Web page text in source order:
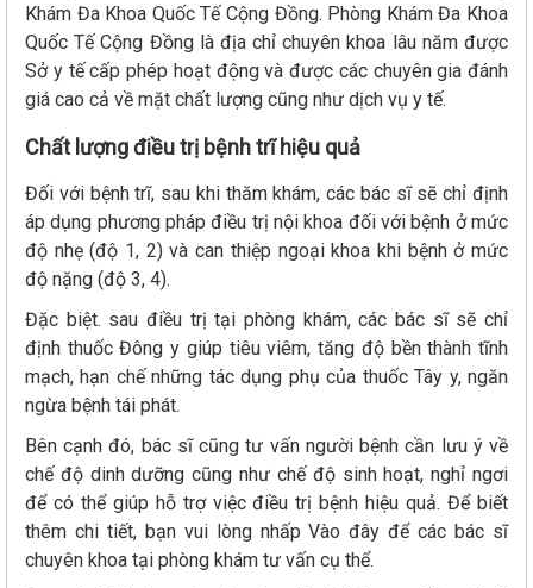
Khám Đa Khoa Quốc Tế Cộng Đồng. Phòng Khám Đa Khoa
Quốc Tế Cộng Đồng là địa chỉ chuyên khoa lâu năm được
Sở y tế cấp phép hoạt động và được các chuyên gia đánh
giá cao cả về mặt chất lượng cũng như dịch vụ y tế.
Chất lượng điều trị bệnh trĩ hiệu quả
Đối với bệnh trĩ, sau khi thăm khám, các bác sĩ sẽ chỉ định
áp dụng phương pháp điều trị nội khoa đối với bệnh ở mức
độ nhẹ (độ 1, 2) và can thiệp ngoại khoa khi bệnh ở mức
độ nặng (độ 3, 4).
Đặc biệt. sau điều trị tại phòng khám, các bác sĩ sẽ chỉ
định thuốc Đông y giúp tiêu viêm, tăng độ bền thành tĩnh
mạch, hạn chế những tác dụng phụ của thuốc Tây y, ngăn
ngừa bệnh tái phát.
Bên cạnh đó, bác sĩ cũng tư vấn người bệnh cần lưu ý về
chế độ dinh dưỡng cũng như chế độ sinh hoạt, nghỉ ngơi
để có thể giúp hỗ trợ việc điều trị bệnh hiệu quả. Để biết
thêm chi tiết, bạn vui lòng nhấp Vào đây để các bác sĩ
chuyên khoa tại phòng khám tư vấn cụ thể.